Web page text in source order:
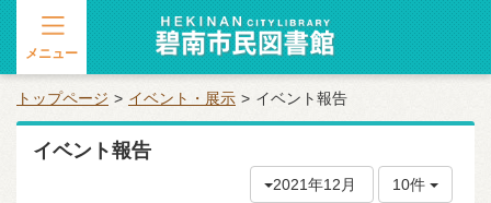
メニュー
トップページ イベント・展示 イベント報告
イベント報告
2021年12月 10件